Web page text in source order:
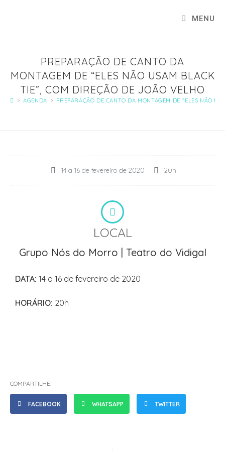
MENU
PREPARAÇÃO DE CANTO DA
MONTAGEM DE “ELES NÃO USAM BLACK
TIE”, COM DIREÇÃO DE JOÃO VELHO
> AGENDA > PREPARAÇÃO DE CANTO DA MONTAGEM DE “ELES NÃO
14 a 16 de fevereiro de 2020 20h
LOCAL
Grupo Nós do Morro | Teatro do Vidigal
DATA: 14 a 16 de fevereiro de 2020
HORÁRIO: 20h
COMPARTILHE:
FACEBOOK WHATSAPP TWITTER